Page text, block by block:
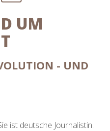
UM
- UND
ist deutsche Journalistin.